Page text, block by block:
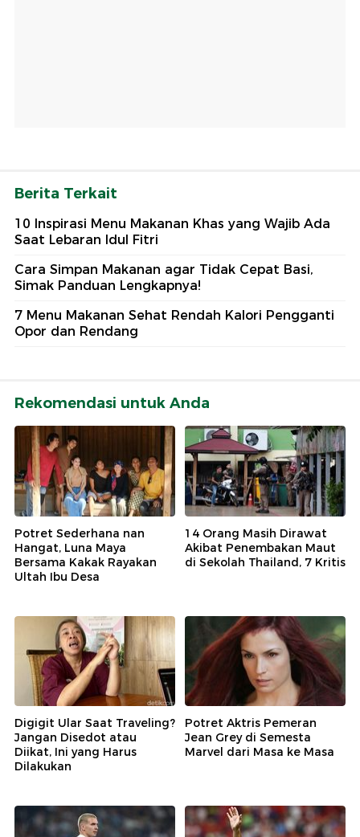
Berita Terkait
10 Inspirasi Menu Makanan Khas yang Wajib Ada
Saat Lebaran Idul Fitri
Cara Simpan Makanan agar Tidak Cepat Basi,
Simak Panduan Lengkapnya!
7 Menu Makanan Sehat Rendah Kalori Pengganti
Opor dan Rendang
Rekomendasi untuk Anda
Potret Sederhana nan
Hangat, Luna Maya
Bersama Kakak Rayakan
Ultah Ibu Desa
14 Orang Masih Dirawat
Akibat Penembakan Maut
di Sekolah Thailand, 7 Kritis
Digigit Ular Saat Traveling?
Jangan Disedot atau
Diikat, Ini yang Harus
Dilakukan
Potret Aktris Pemeran
Jean Grey di Semesta
Marvel dari Masa ke Masa